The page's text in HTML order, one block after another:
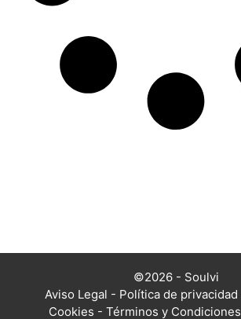
©2026 - Soulvi
Aviso Legal - Política de privacidad
Cookies - Términos y Condiciones